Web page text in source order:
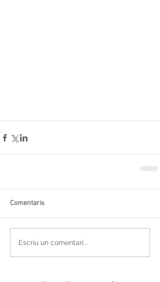
Comentaris
Escriu un comentari...